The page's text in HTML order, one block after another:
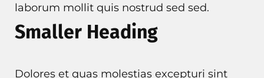
laborum mollit quis nostrud sed sed.
Smaller Heading
Dolores et quas molestias excepturi sint